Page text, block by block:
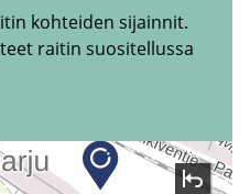
kohteiden sijainnit.
raitin suositellussa